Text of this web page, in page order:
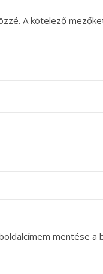
A kötelező
mentése